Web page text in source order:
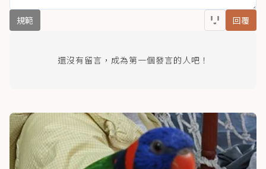
規範 回覆
還沒有留言，成為第一個發言的人吧！